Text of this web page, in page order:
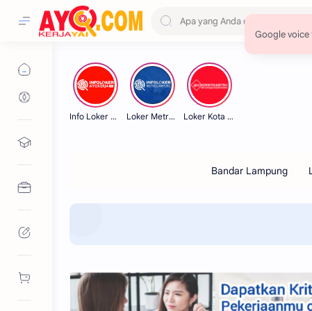
Info Loker Lampung Loker Metro Lampung Loker Kota Metro